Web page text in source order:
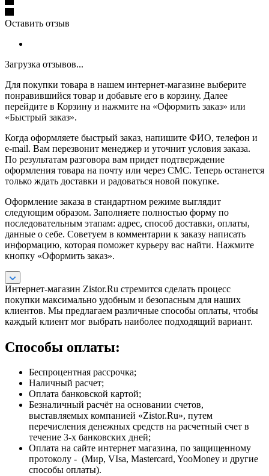
Оставить отзыв
Загрузка отзывов...
Для покупки товара в нашем интернет-магазине выберите
понравившийся товар и добавьте его в корзину. Далее
перейдите в Корзину и нажмите на «Оформить заказ» или
«Быстрый заказ».
Когда оформляете быстрый заказ, напишите ФИО, телефон и
e-mail. Вам перезвонит менеджер и уточнит условия заказа.
По результатам разговора вам придет подтверждение
оформления товара на почту или через СМС. Теперь останется
только ждать доставки и радоваться новой покупке.
Оформление заказа в стандартном режиме выглядит
следующим образом. Заполняете полностью форму по
последовательным этапам: адрес, способ доставки, оплаты,
данные о себе. Советуем в комментарии к заказу написать
информацию, которая поможет курьеру вас найти. Нажмите
кнопку «Оформить заказ».
Интернет-магазин Zistor.Ru стремится сделать процесс
покупки максимально удобным и безопасным для наших
клиентов. Мы предлагаем различные способы оплаты, чтобы
каждый клиент мог выбрать наиболее подходящий вариант.
Способы оплаты:
Беспроцентная рассрочка;
Наличный расчет;
Оплата банковской картой;
Безналичный расчёт на основании счетов,
выставляемых компанией «Zistor.Ru», путем
перечисления денежных средств на расчетный счет в
течение 3-х банковских дней;
Оплата на сайте интернет магазина, по защищенному
протоколу - (Мир, VIsa, Mastercard, YooMoney и другие
способы оплаты).